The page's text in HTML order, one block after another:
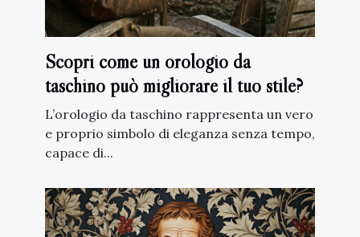
Scopri come un orologio da
taschino può migliorare il tuo stile?
L’orologio da taschino rappresenta un vero
e proprio simbolo di eleganza senza tempo,
capace di...